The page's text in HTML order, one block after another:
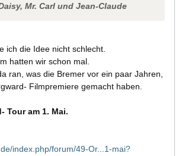
Mr. Carl und Jean-Claude
ich die Idee nicht schlecht.
hatten wir schon mal.
ran, was die Bremer vor ein paar Jahren,
Filmpremiere gemacht haben.
Tour am 1. Mai.
index.php/forum/49-Or...1-mai?